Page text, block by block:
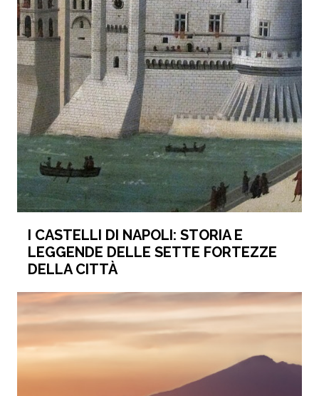
I CASTELLI DI NAPOLI: STORIA E
LEGGENDE DELLE SETTE FORTEZZE
DELLA CITTÀ